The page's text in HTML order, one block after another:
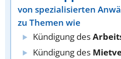
von spezialisierten
zu Themen wie
Kündigung des
Kündigung des